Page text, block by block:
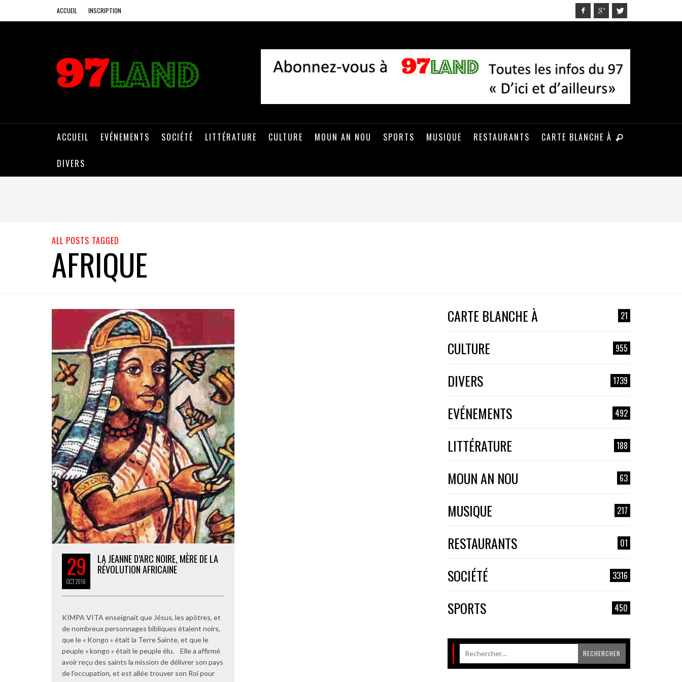
ACCUEIL INSCRIPTION
ACCUEIL EVÉNEMENTS SOCIÉTÉ LITTÉRATURE CULTURE MOUN AN NOU SPORTS MUSIQUE RESTAURANTS CARTE BLANCHE À
DIVERS
ALL POSTS TAGGED
AFRIQUE
29
OCT2016
LA JEANNE D’ARC NOIRE, MÈRE DE LA
RÉVOLUTION AFRICAINE
KIMPA VITA enseignait que Jésus, les apôtres, et
de nombreux personnages bibliques étaient noirs,
que le « Kongo » était la Terre Sainte, et que le
peuple « kongo » était le peuple élu. Elle a affirmé
avoir reçu des saints la mission de délivrer son pays
de l’occupation, et est allée trouver son Roi pour
CARTE BLANCHE À 21
CULTURE 955
DIVERS 1739
EVÉNEMENTS 492
LITTÉRATURE 188
MOUN AN NOU 63
MUSIQUE 217
RESTAURANTS 01
SOCIÉTÉ 3316
SPORTS 450